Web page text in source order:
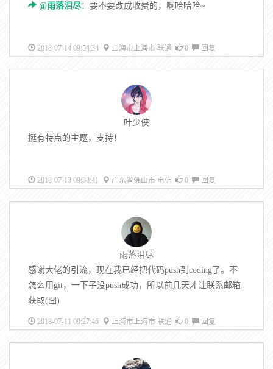
@雨落泪尽：要不要改成收费的，啊哈哈哈~
2018-07-14 09:54:34 上海市上海市 联通 0 回复
叶少侠
挺有特点的主题，支持！
2018-07-13 09:38:41 广东省佛山市 电信 0 回复
雨落泪尽
感谢大佬的引流，现在我已经把代码push到coding了。不
怎么用git，一下子没push成功，所以前几天才让联系邮箱
获取(囧)
2018-07-11 09:27:46 上海市上海市 联通 0 回复